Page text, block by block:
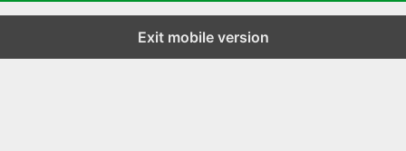
Exit mobile version